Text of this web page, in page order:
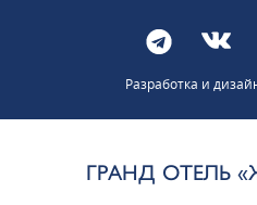
Разработка и
ГРАНД ОТЕЛЬ